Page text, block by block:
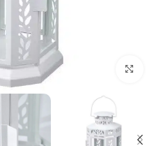
بزرگنمایی تصویر